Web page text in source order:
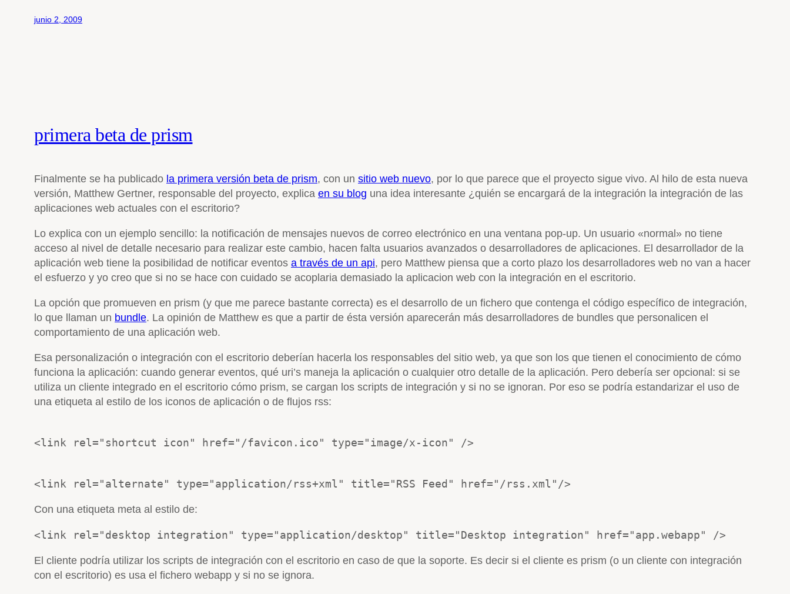
junio 2, 2009
primera beta de prism
Finalmente se ha publicado la primera versión beta de prism, con un sitio web nuevo, por lo que parece que el proyecto sigue vivo. Al hilo de esta nueva
versión, Matthew Gertner, responsable del proyecto, explica en su blog una idea interesante ¿quién se encargará de la integración la integración de las
aplicaciones web actuales con el escritorio?
Lo explica con un ejemplo sencillo: la notificación de mensajes nuevos de correo electrónico en una ventana pop-up. Un usuario «normal» no tiene
acceso al nivel de detalle necesario para realizar este cambio, hacen falta usuarios avanzados o desarrolladores de aplicaciones. El desarrollador de la
aplicación web tiene la posibilidad de notificar eventos a través de un api, pero Matthew piensa que a corto plazo los desarrolladores web no van a hacer
el esfuerzo y yo creo que si no se hace con cuidado se acoplaria demasiado la aplicacion web con la integración en el escritorio.
La opción que promueven en prism (y que me parece bastante correcta) es el desarrollo de un fichero que contenga el código específico de integración,
lo que llaman un bundle. La opinión de Matthew es que a partir de ésta versión aparecerán más desarrolladores de bundles que personalicen el
comportamiento de una aplicación web.
Esa personalización o integración con el escritorio deberían hacerla los responsables del sitio web, ya que son los que tienen el conocimiento de cómo
funciona la aplicación: cuando generar eventos, qué uri’s maneja la aplicación o cualquier otro detalle de la aplicación. Pero debería ser opcional: si se
utiliza un cliente integrado en el escritorio cómo prism, se cargan los scripts de integración y si no se ignoran. Por eso se podría estandarizar el uso de
una etiqueta al estilo de los iconos de aplicación o de flujos rss:
<link rel="shortcut icon" href="/favicon.ico" type="image/x-icon" />
<link rel="alternate" type="application/rss+xml" title="RSS Feed" href="/rss.xml"/>
Con una etiqueta meta al estilo de:
<link rel="desktop integration" type="application/desktop" title="Desktop integration" href="app.webapp" />
El cliente podría utilizar los scripts de integración con el escritorio en caso de que la soporte. Es decir si el cliente es prism (o un cliente con integración
con el escritorio) es usa el fichero webapp y si no se ignora.